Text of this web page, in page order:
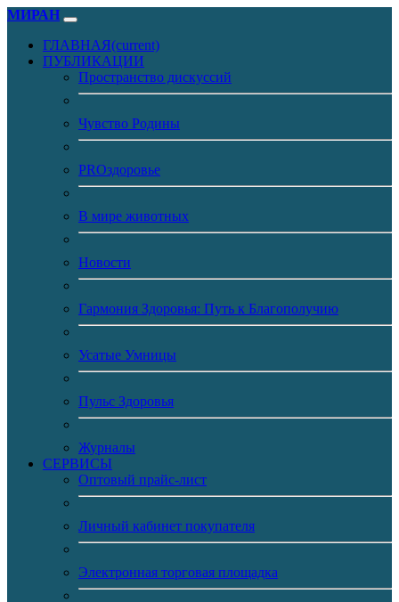
МИРАН
ГЛАВНАЯ(current)
ПУБЛИКАЦИИ
Пространство дискуссий
Чувство Родины
PROздоровье
В мире животных
Новости
Гармония Здоровья: Путь к Благополучию
Усатые Умницы
Пульс Здоровья
Журналы
CЕРВИСЫ
Оптовый прайс-лист
Личный кабинет покупателя
Электронная торговая площадка